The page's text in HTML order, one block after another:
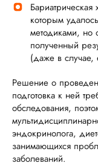
Бариатрическая
которым
методиками, но
полученный
(даже в
Решение о
подготовка к ней
обследования,
эндокринолога,
занимающихся
заболеваний.